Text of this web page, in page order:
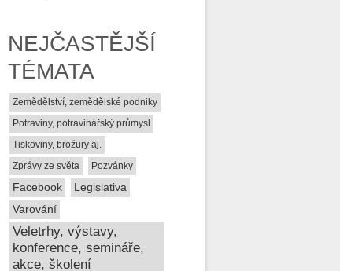
NEJČASTĚJŠÍ
TÉMATA
Zemědělství, zemědělské podniky
Potraviny, potravinářský průmysl
Tiskoviny, brožury aj.
Zprávy ze světa
Pozvánky
Facebook
Legislativa
Varování
Veletrhy, výstavy,
konference, semináře,
akce, školení